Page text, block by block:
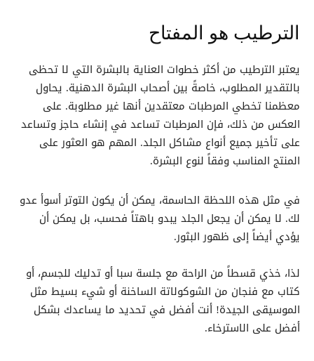
الترطيب هو المفتاح
يعتبر الترطيب من أكثر خطوات العناية بالبشرة التي لا تحظى
بالتقدير المطلوب، خاصةً بين أصحاب البشرة الدهنية. يحاول
معظمنا تخطي المرطبات معتقدين أنها غير مطلوبة. على
العكس من ذلك، فإن المرطبات تساعد في إنشاء حاجز وتساعد
على تأخير جميع أنواع مشاكل الجلد. المهم هو العثور على
المنتج المناسب وفقاً لنوع البشرة.
في مثل هذه اللحظة الحاسمة، يمكن أن يكون التوتر أسوأ عدو
لك. لا يمكن أن يجعل الجلد يبدو باهتاً فحسب، بل يمكن أن
يؤدي أيضاً إلى ظهور البثور.
لذا، خذي قسطاً من الراحة مع جلسة سبا أو تدليك للجسم، أو
كتاب مع فنجان من الشوكولاتة الساخنة أو شيء بسيط مثل
الموسيقى الجيدة! أنت أفضل في تحديد ما يساعدك بشكل
أفضل على الاسترخاء.